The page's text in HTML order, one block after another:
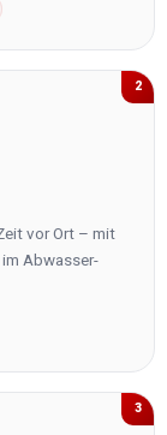
2
vor Ort – mit
Abwasser-
3